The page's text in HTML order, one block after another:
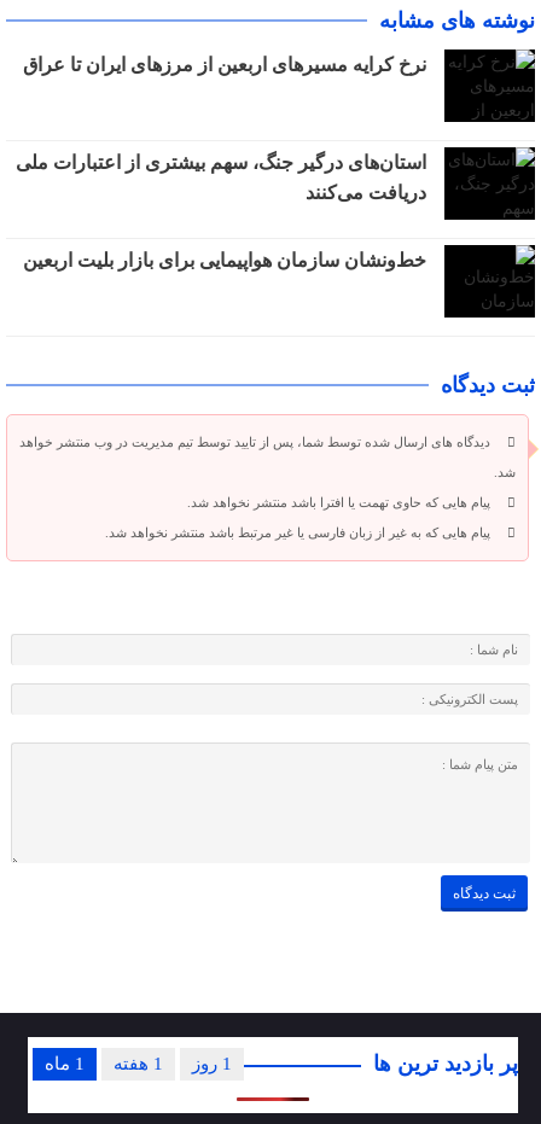
نوشته های مشابه
نرخ کرایه مسیرهای اربعین از مرزهای ایران تا عراق
استان‌های درگیر جنگ، سهم بیشتری از اعتبارات ملی
دریافت می‌کنند
خط‌ونشان سازمان هواپیمایی برای بازار بلیت اربعین
ثبت دیدگاه
دیدگاه های ارسال شده توسط شما، پس از تایید توسط تیم مدیریت در وب منتشر خواهد
شد.
پیام هایی که حاوی تهمت یا افترا باشد منتشر نخواهد شد.
پیام هایی که به غیر از زبان فارسی یا غیر مرتبط باشد منتشر نخواهد شد.
پر بازدید ترین ها 1 ماه 1 هفته 1 روز